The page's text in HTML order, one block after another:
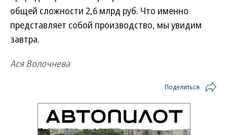
общей сложности 2,6 млрд руб. Что именно
представляет собой производство, мы увидим
завтра.
Ася Волочнева
Поделиться